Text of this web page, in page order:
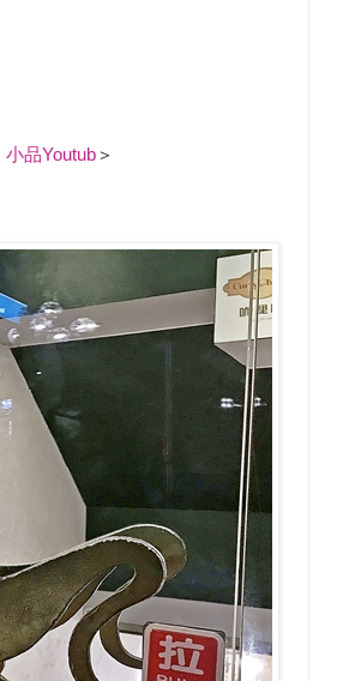
小品Youtub＞